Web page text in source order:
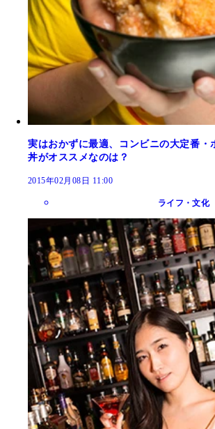
実はおかずに最適、コンビニの大定番・
丼がオススメなのは？
2015年02月08日 11:00
ライフ・文化